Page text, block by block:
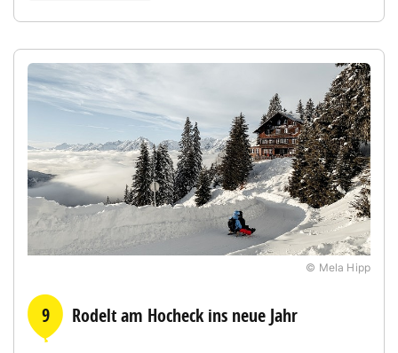
© Mela Hipp
9 Rodelt am Hocheck ins neue Jahr